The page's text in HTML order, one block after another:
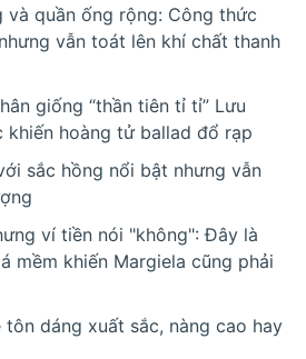
và quần ống rộng: Công thức
vẫn toát lên khí chất thanh
giống “thần tiên tỉ tỉ” Lưu
khiến hoàng tử ballad đổ rạp
sắc hồng nổi bật nhưng vẫn
ví tiền nói "không": Đây là
mềm khiến Margiela cũng phải
dáng xuất sắc, nàng cao hay